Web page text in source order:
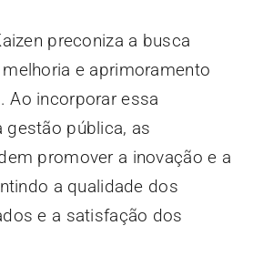
preconiza a busca
e aprimoramento
Ao incorporar essa
gestão pública, as
promover a inovação e a
a qualidade dos
e a satisfação dos